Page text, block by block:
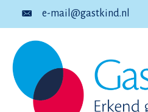
e-mail@gastkind.nl